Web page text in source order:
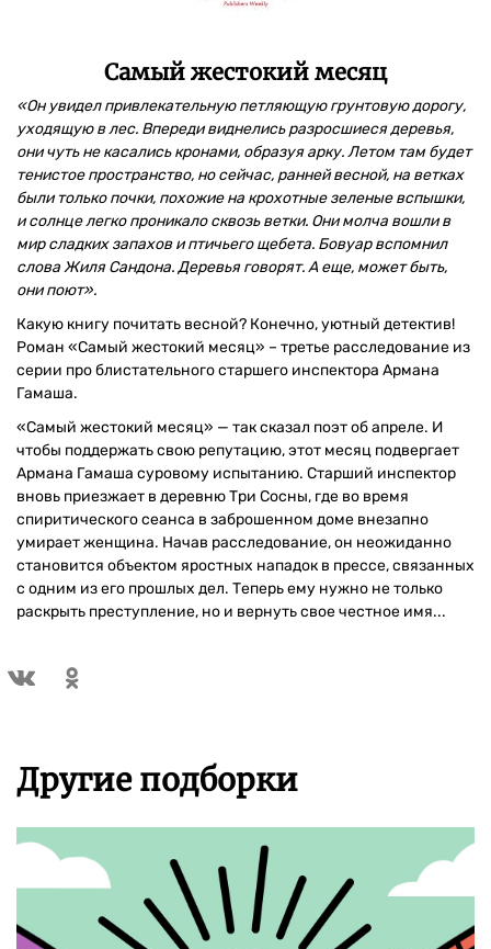
Самый жестокий месяц
«Он увидел привлекательную петляющую грунтовую дорогу,
уходящую в лес. Впереди виднелись разросшиеся деревья,
они чуть не касались кронами, образуя арку. Летом там будет
тенистое пространство, но сейчас, ранней весной, на ветках
были только почки, похожие на крохотные зеленые вспышки,
и солнце легко проникало сквозь ветки. Они молча вошли в
мир сладких запахов и птичьего щебета. Бовуар вспомнил
слова Жиля Сандона. Деревья говорят. А еще, может быть,
они поют».
Какую книгу почитать весной? Конечно, уютный детектив!
Роман «Самый жестокий месяц» – третье расследование из
серии про блистательного старшего инспектора Армана
Гамаша.
«Самый жестокий месяц» — так сказал поэт об апреле. И
чтобы поддержать свою репутацию, этот месяц подвергает
Армана Гамаша суровому испытанию. Старший инспектор
вновь приезжает в деревню Три Сосны, где во время
спиритического сеанса в заброшенном доме внезапно
умирает женщина. Начав расследование, он неожиданно
становится объектом яростных нападок в прессе, связанных
с одним из его прошлых дел. Теперь ему нужно не только
раскрыть преступление, но и вернуть свое честное имя...
Другие подборки